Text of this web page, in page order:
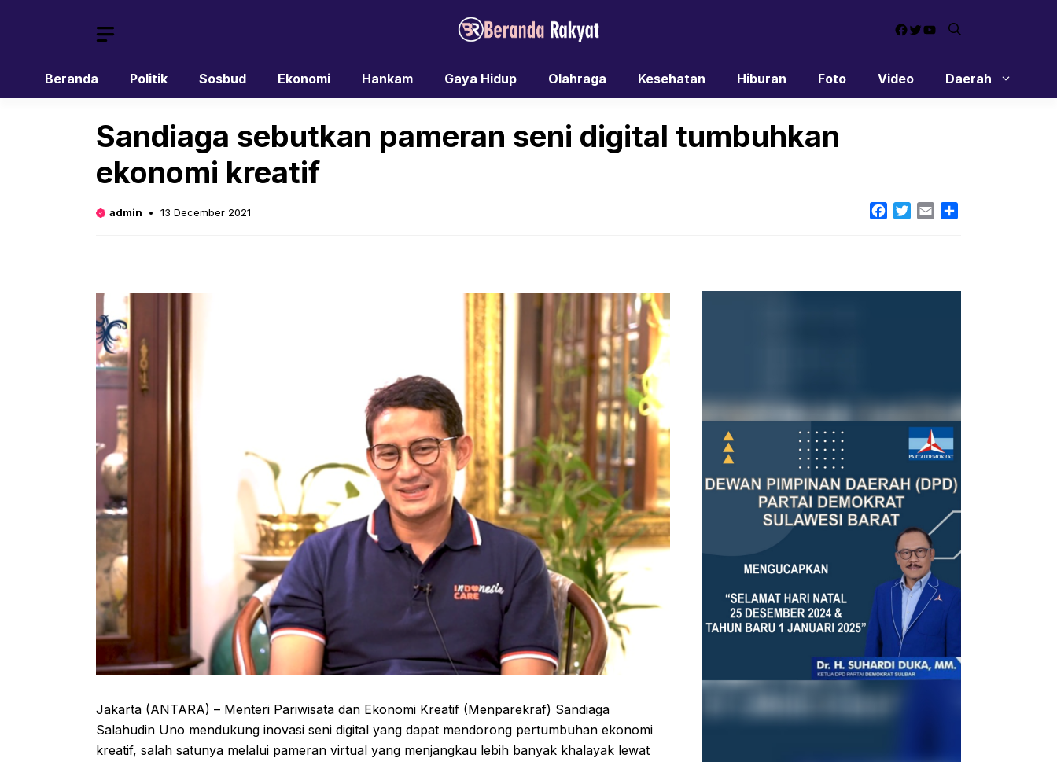
Facebook
Twitter
YouTube
Beranda Politik Sosbud Ekonomi Hankam Gaya Hidup Olahraga Kesehatan Hiburan Foto Video Daerah
Sandiaga sebutkan pameran seni digital tumbuhkan
ekonomi kreatif
admin 13 December 2021 Facebook
TwitterEmail
Jakarta (ANTARA) – Menteri Pariwisata dan Ekonomi Kreatif (Menparekraf) Sandiaga
Salahudin Uno mendukung inovasi seni digital yang dapat mendorong pertumbuhan ekonomi
kreatif, salah satunya melalui pameran virtual yang menjangkau lebih banyak khalayak lewat